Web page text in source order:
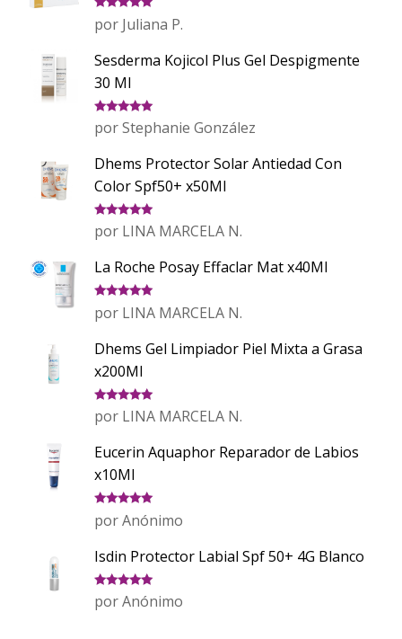
Valorado
con 5de 5
por Juliana P.
Sesderma Kojicol Plus Gel Despigmente
30 Ml
Valorado
con
de 5
por Stephanie González
Dhems Protector Solar Antiedad Con
Color Spf50+ x50Ml
Valorado
con
de 5
por LINA MARCELA N.
La Roche Posay Effaclar Mat x40Ml
Valorado
con
de 5
por LINA MARCELA N.
Dhems Gel Limpiador Piel Mixta a Grasa
x200Ml
Valorado
con
de 5
por LINA MARCELA N.
Eucerin Aquaphor Reparador de Labios
x10Ml
Valorado
con
de 5
por Anónimo
Isdin Protector Labial Spf 50+ 4G Blanco
Valorado
con
de 5
por Anónimo